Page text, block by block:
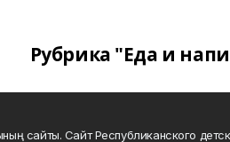
Рубрика "Еда и
сайты. Сайт Республиканского